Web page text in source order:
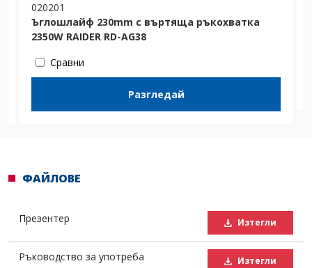
020201
Ъглошлайф 230mm с въртяща ръкохватка
2350W RAIDER RD-AG38
Сравни
Разгледай
ФАЙЛОВЕ
Презентер Изтегли
Ръководство за употреба Изтегли